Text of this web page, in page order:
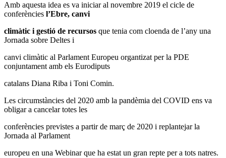
Amb aquesta idea es va iniciar al novembre 2019 el cicle de
conferències l’Ebre, canvi
climàtic i gestió de recursos que tenia com cloenda de l’any una
Jornada sobre Deltes i
canvi climàtic al Parlament Europeu organtizat per la PDE
conjuntament amb els Eurodiputs
catalans Diana Riba i Toni Comin.
Les circumstàncies del 2020 amb la pandèmia del COVID ens va
obligar a cancelar totes les
conferències previstes a partir de març de 2020 i replantejar la
Jornada al Parlament
europeu en una Webinar que ha estat un gran repte per a tots natres.